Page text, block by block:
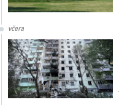
včera